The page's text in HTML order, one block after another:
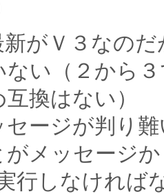
新がＶ３なの
ない（２から
換はない）
セージが判り
がメッセージ
行しなければ